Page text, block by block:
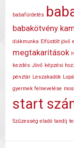
babafürdetés
babakötvény
diákmunka Elfüstölt jövő
megtakarítások
kezdés Jövő képzési
pénztár Leszakadók
gyermek felnevelése
start
Szűzesség eladó tandíj